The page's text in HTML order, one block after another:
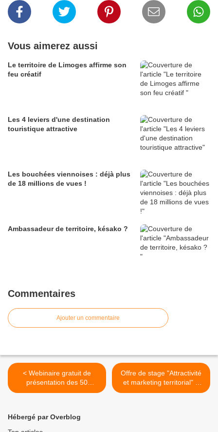
Vous aimerez aussi
Le territoire de Limoges affirme son
feu créatif
Les 4 leviers d'une destination
touristique attractive
Les bouchées viennoises : déjà plus
de 18 millions de vues !
Ambassadeur de territoire, késako ?
Commentaires
Ajouter un commentaire
< Webinaire gratuit de
présentation des 50
techniques pour réussir la
Offre de stage "Attractivité
et marketing territorial" à
l'Institut Paris Region >
Hébergé par Overblog